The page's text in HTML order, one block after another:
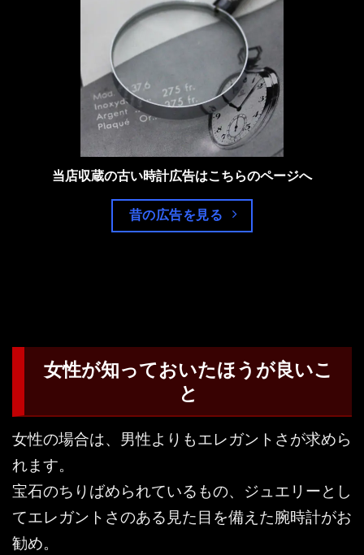
当店収蔵の古い時計広告はこちらのページへ
昔の広告を見る
女性が知っておいたほうが良いこ
と
女性の場合は、男性よりもエレガントさが求めら
れます。
宝石のちりばめられているもの、ジュエリーとし
てエレガントさのある見た目を備えた腕時計がお
勧め。